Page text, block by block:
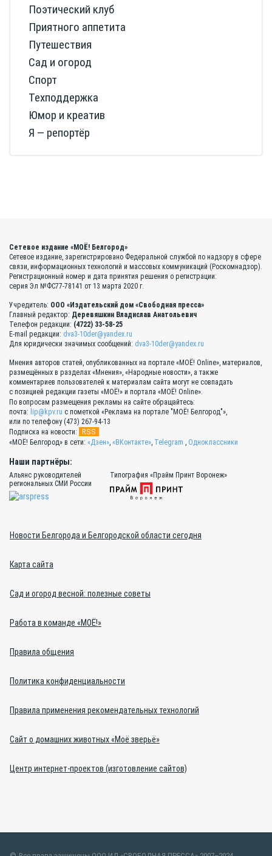
Поэтический клуб
Приятного аппетита
Путешествия
Сад и огород
Спорт
Техподдержка
Юмор и креатив
Я — репортёр
Сетевое издание «МОЁ! Белгород»
Сетевое издание, зарегистрировано Федеральной службой по надзору в сфере
связи, информационных технологий и массовых коммуникаций (Роскомнадзор).
Регистрационный номер и дата принятия решения о регистрации:
серия Эл №ФС77-78141 от 13 марта 2020 г.
Учредитель: ООО «Издательский дом «Свободная пресса»
Главный редактор: Деревяшкин Владислав Анатольевич
Телефон редакции: (4722) 33-58-25
E-mail редакции: dva3-10der@yandex.ru
Для юридически значимых сообщений: dva3-10der@yandex.ru
Мнения авторов статей, опубликованных на портале «МОЁ! Online», материалов,
размещённых в разделах «Мнения», «Народные новости», а также
комментариев пользователей к материалам сайта могут не совпадать
с позицией редакции газеты «МОЁ!» и портала «МОЁ! Online».
По вопросам размещения рекламы на сайте обращайтесь:
почта: lip@kpv.ru с пометкой «Реклама на портале "МОЁ! Белгород"»,
или по телефону (473) 267-94-13
Подписка на новости:
RSS
«МОЁ! Белгород» в сети: «Дзен», «ВКонтакте», Telegram , Одноклассники
Наши партнёры:
Альянс руководителей
региональных СМИ России
Типография «Прайм Принт Воронеж»
Новости Белгорода и Белгородской области сегодня
Карта сайта
Сад и огород весной: полезные советы
Работа в команде «МОЁ!»
Правила общения
Политика конфиденциальности
Правила применения рекомендательных технологий
Сайт о домашних животных «Моё зверьё»
Центр интернет-проектов (изготовление сайтов)